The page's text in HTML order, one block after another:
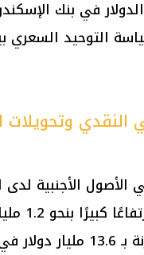
التوحيد السعري
النقدي وتحويلات
الأجنبية لدى
2025 مقارنة بـ